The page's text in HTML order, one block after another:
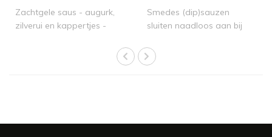
Zachtgele saus - augurk,
zilverui en kappertjes -
Smedes (dip)sauzen
sluiten naadloos aan bij